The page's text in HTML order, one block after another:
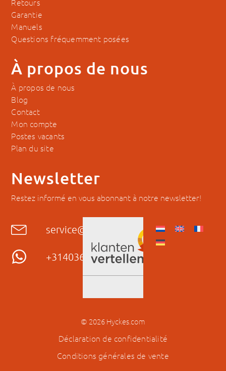
Retours
Garantie
Manuels
Questions fréquemment posées
À propos de nous
À propos de nous
Blog
Contact
Mon compte
Postes vacants
Plan du site
Newsletter
Restez informé en vous abonnant à notre newsletter!
service@hyckes.com
+31403690404
© 2026 Hyckes.com
Déclaration de confidentialité
Conditions générales de vente